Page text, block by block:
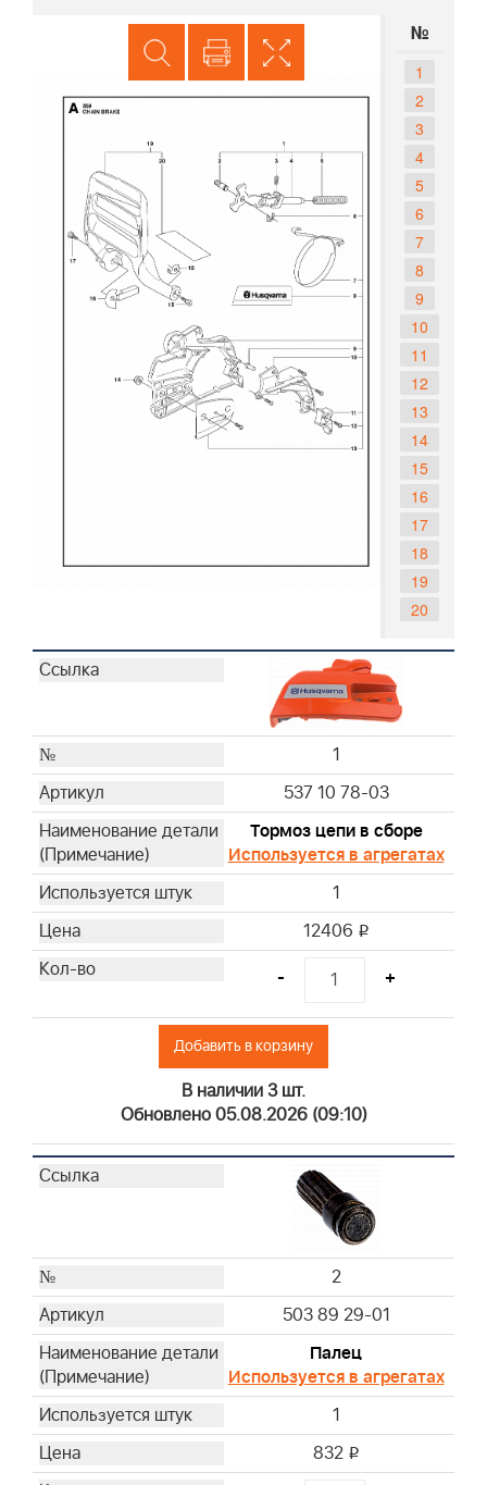
№
1
2
3
4
5
6
7
8
9
10
11
12
13
14
15
16
17
18
19
20
1
537 10 78-03
Тормоз цепи в сборе
Используется в агрегатах
1
12406 i
- +
Добавить в корзину
В наличии 3 шт.
Обновлено 05.08.2026 (09:10)
2
503 89 29-01
Палец
Используется в агрегатах
1
832 i